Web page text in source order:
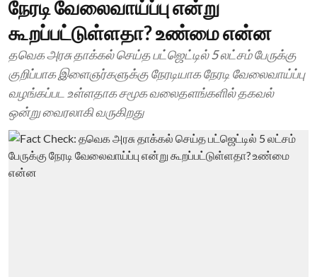
நேரடி வேலைவாய்ப்பு என்று
கூறப்பட்டுள்ளதா? உண்மை என்ன
தவெக அரசு தாக்கல் செய்த பட்ஜெட்டில் 5 லட்சம் பேருக்கு
குறிப்பாக இளைஞர்களுக்கு நேரடியாக நேரடி வேலைவாய்ப்பு
வழங்கப்பட உள்ளதாக சமூக வலைதளங்களில் தகவல்
ஒன்று வைரலாகி வருகிறது